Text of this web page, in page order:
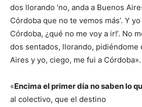
dos llorando ‘no, anda a Buenos
Córdoba que no te vemos más’. Y
Córdoba, ¿qué no me voy a ir!’. No
dos sentados, llorando, pidiéndome
Aires y yo, ciego, me fui a Córdoba».
«Encima el primer día no saben lo
al colectivo, que el destino